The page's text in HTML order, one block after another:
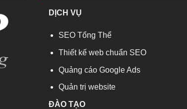
DỊCH VỤ
SEO Tổng Thể
Thiết kế web chuẩn SEO
Quảng cáo Google Ads
Quản trị website
ĐÀO TẠO